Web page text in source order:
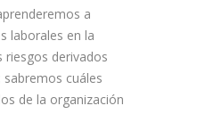
a
laborales en la
derivados
cuáles
de la organización